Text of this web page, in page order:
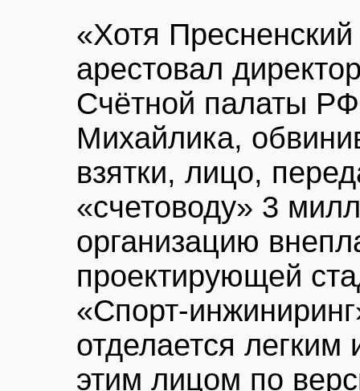
«Хотя
арестовал
Счётной палаты
Михайлика,
взятки, лицо,
«счетоводу» 3
организацию
проектирующей
«Спорт-
отделается
этим лицом по